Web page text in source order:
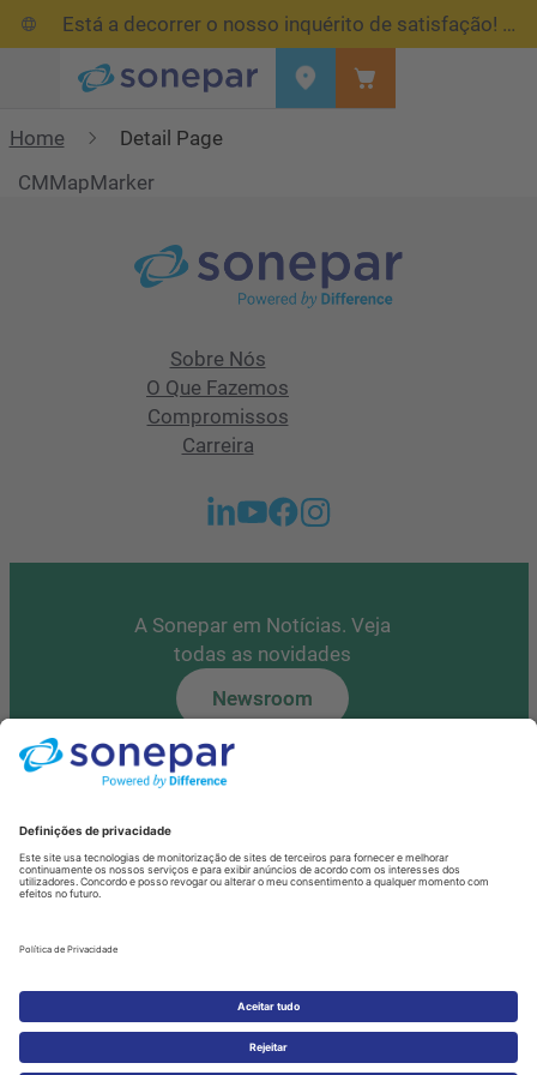
Está a decorrer o nosso inquérito de satisfação!
Home
Detail Page
CMMapMarker
Sobre Nós
O Que Fazemos
Compromissos
Carreira
A Sonepar em Notícias. Veja
todas as novidades
Newsroom
Contacte-nos
Política de Privacidade de Dados